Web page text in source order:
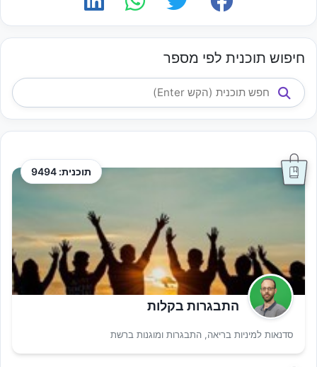
חיפוש תוכנית לפי מספר
תוכנית: 9494
התבגרות בקלות
סדנאות למיניות בריאה, התבגרות ומוגנות ברשת